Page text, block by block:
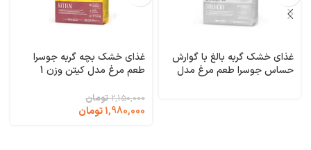
غذای خشک گربه بالغ با گوارش
حساس جوسرا طعم مرغ مدل
غذای خشک بچه گربه جوسرا
طعم مرغ مدل کیتن وزن 1
Josera
2,150,000 تومان
1,980,000تومان